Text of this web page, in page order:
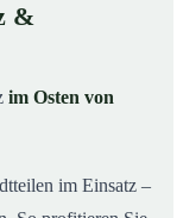
&
im Osten von
im Einsatz –